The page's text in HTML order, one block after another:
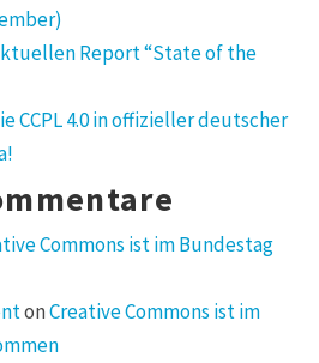
Report “State of the
CCPL 4.0 in offizieller deutscher
Commons ist im Bundestag
onCreative Commons ist im